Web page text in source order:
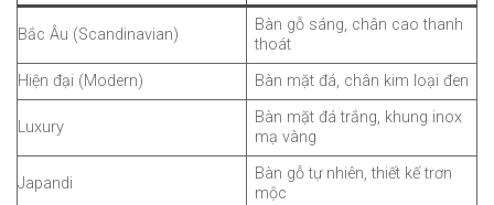
Bắc Âu (Scandinavian)
Bàn gỗ sáng, chân cao thanh
thoát
Hiện đại (Modern)
Bàn mặt đá, chân kim loại đen
Luxury
Bàn mặt đá trắng, khung inox
mạ vàng
Japandi
Bàn gỗ tự nhiên, thiết kế trơn
mộc